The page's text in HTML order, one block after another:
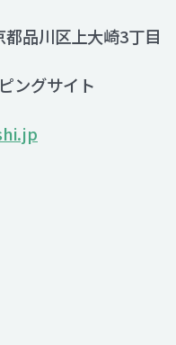
品川区上大崎3丁目
ングサイト